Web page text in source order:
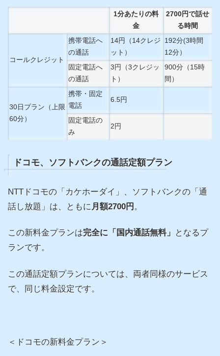
1分あたりの料
金
2700円で話せ
る時間
コールクレジット
携帯電話へ
の通話
14円（14クレジ
ット）
192分(3時間
12分）
固定電話へ
の通話
3円（3クレジッ
ト）
900分（15時
間）
30日プラン（上限
60分）
携帯・固定
電話
6.5円
固定電話の
み
2円
ドコモ、ソフトバンクの通話定額プラン
NTTドコモの「カケホーダイ」、ソフトバンクの「通
話し放題」は、ともに 月額2700円 。
この新料金プランは完全に「国内通話無料」
となるプ
ランです。
この通話定額プランについては、両者同様のサービス
で、同じ料金設定です。
＜ドコモの新料金プラン＞